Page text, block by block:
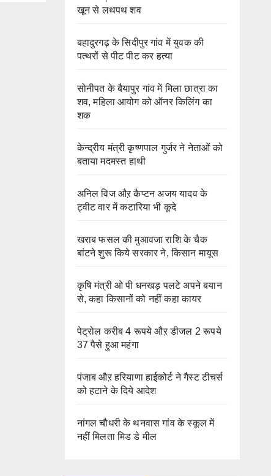
खून से लथपथ शव
बहादुरगढ़ के सिदीपुर गांव में युवक की
पत्थरों से पीट पीट कर हत्या
सोनीपत के बैयापुर गांव में मिला छात्रा का
शव, महिला आयोग को ऑनर किलिंग का
शक
केन्द्रीय मंत्री कृष्णपाल गुर्जर ने नेताओं को
बताया मदमस्त हाथी
अनिल विज औऱ कैप्टन अजय यादव के
ट्वीट वार में कटारिया भी कूदे
खराब फसल की मुआवजा राशि के चैक
बांटने शुरू किये सरकार ने, किसान मायूस
कृषि मंत्री ओ पी धनखड़ पलटे अपने बयान
से, कहा किसानों को नहीं कहा कायर
पेट्रोल करीब 4 रूपये औऱ डीजल 2 रूपये
37 पैसे हुआ महंगा
पंजाब औऱ हरियाणा हाईकोर्ट ने गैस्ट टीचर्स
को हटाने के दिये आदेश
नांगल चौधरी के थनवास गांव के स्कूल में
नहीं मिलता मिड डे मील